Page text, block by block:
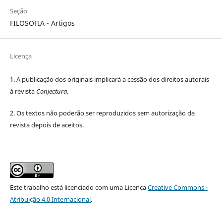
Seção
FILOSOFIA - Artigos
Licença
1. A publicação dos originais implicará a cessão dos direitos autorais
à revista Conjectura.
2. Os textos não poderão ser reproduzidos sem autorização da
revista depois de aceitos.
Este trabalho está licenciado com uma LicençaCreative Commons -
Atribuição 4.0 Internacional.